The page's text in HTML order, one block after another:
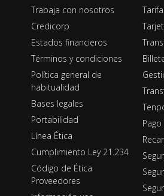
Trabaja con nosotros
Credicorp
Estados financieros
Términos y condiciones
Política general de
habitualidad
Bases legales
Portabilidad
Línea Ética
Cumplimiento Ley 21.234
Código de Ética
Proveedores